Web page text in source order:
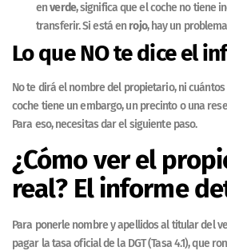
enverde, significa que el coche no tiene
transferir. Si está en rojo, hay un
Lo que NO te dice el
No te dirá el nombre del propietario, ni
coche tiene un embargo, un precinto o una
Para eso, necesitas dar el siguiente paso.
¿Cómo ver el
real? El informe
Para ponerle nombre y apellidos al titular del
pagar la tasa oficial de la DGT (Tasa 4.1), que